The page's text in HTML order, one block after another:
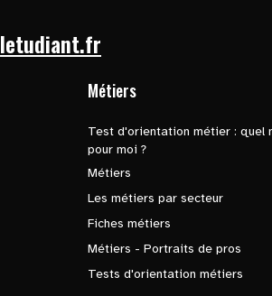
letudiant.fr
Métiers
Test d'orientation métier : quel
pour moi ?
Métiers
Les métiers par secteur
Fiches métiers
Métiers - Portraits de pros
Tests d'orientation métiers